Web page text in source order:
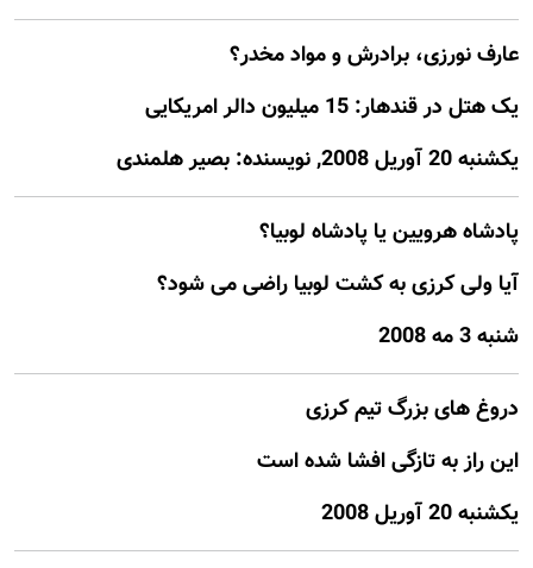
عارف نورزی، برادرش و مواد مخدر؟
يک هتل در قندهار: 15 میلیون دالر امریکایی
يكشنبه 20 آوريل 2008, نويسنده: بصیر هلمندی
پادشاه هرويين يا پادشاه لوبيا؟
آيا ولی کرزی به کشت لوبيا راضی می شود؟
شنبه 3 مه 2008
دروغ های بزرگ تیم کرزی
این راز به تازگی افشا شده است
يكشنبه 20 آوريل 2008